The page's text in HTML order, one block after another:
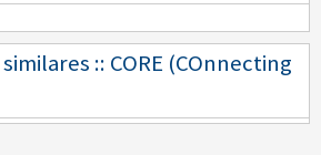
:: CORE (COnnecting